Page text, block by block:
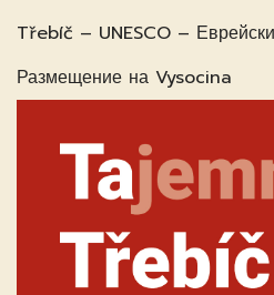
Třebíč – UNESCO –
Размещение на Vysocina